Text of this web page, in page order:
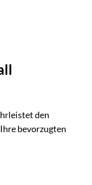
den
bevorzugten